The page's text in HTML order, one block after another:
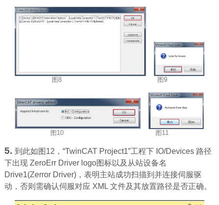
图8 图9
图10 图11
5. 到此如图12，“TwinCAT Project1”工程下 IO/Devices 路径
下出现 ZeroErr Driver logo图标以及从站设备名
Drive1(Zerror Driver)，表明主站成功扫描到并连接伺服驱
动，否则需确认伺服对应 XML 文件及其放置路径是否正确。